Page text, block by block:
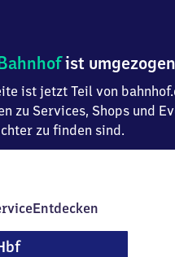
ist umgezogen
ist jetzt Teil von
zu Services, Shops und
zu finden sind.
Entdecken
Magdeburg